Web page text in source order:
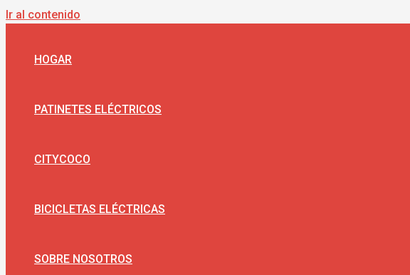
Ir al contenido
HOGAR
PATINETES ELÉCTRICOS
CITYCOCO
BICICLETAS ELÉCTRICAS
SOBRE NOSOTROS